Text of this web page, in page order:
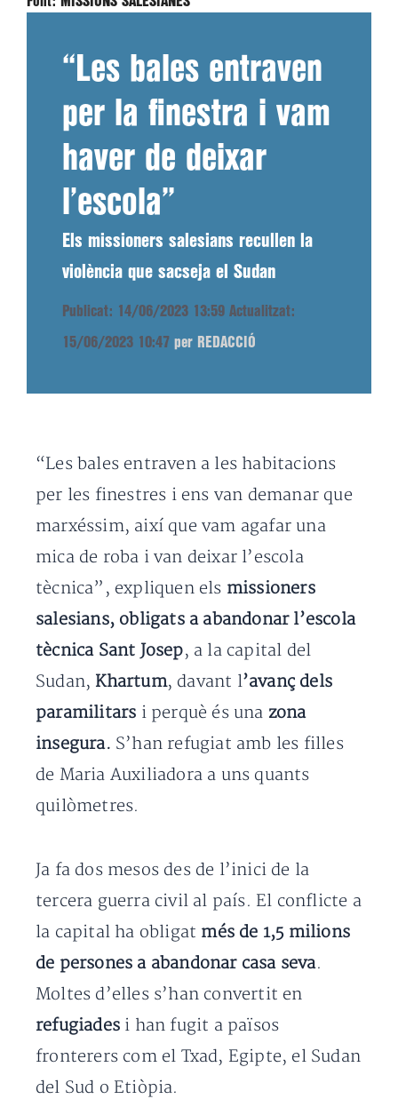
“Les bales entraven
per la finestra i vam
haver de deixar
l’escola”
Els missioners salesians recullen la
violència que sacseja el Sudan
Publicat: 14/06/2023 13:59 Actualitzat:
15/06/2023 10:47 per REDACCIÓ
“Les bales entraven a les habitacions
per les finestres i ens van demanar que
marxéssim, així que vam agafar una
mica de roba i van deixar l’escola
tècnica”, expliquen els missioners
salesians, obligats a abandonar l’escola
tècnica Sant Josep, a la capital del
Sudan, Khartum, davant l’avanç dels
paramilitars i perquè és una zona
insegura. S’han refugiat amb les filles
de Maria Auxiliadora a uns quants
quilòmetres.
Ja fa dos mesos des de l’inici de la
tercera guerra civil al país. El conflicte a
la capital ha obligat més de 1,5 milions
de persones a abandonar casa seva.
Moltes d’elles s’han convertit en
refugiades i han fugit a països
fronterers com el Txad, Egipte, el Sudan
del Sud o Etiòpia.